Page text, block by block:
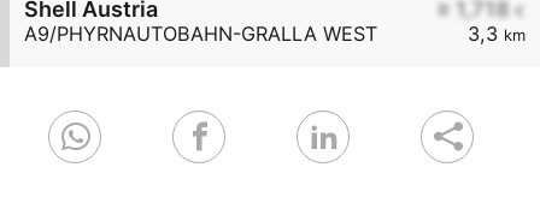
≥ 1,718 €
3,3 km
Shell Austria
A9/PHYRNAUTOBAHN-GRALLA WEST